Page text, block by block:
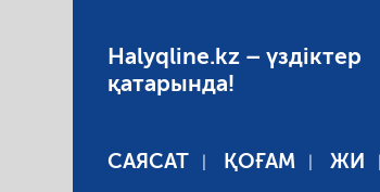
Halyqline.kz – үздіктер
қатарында!
САЯСАТ ҚОҒАМ ЖИ